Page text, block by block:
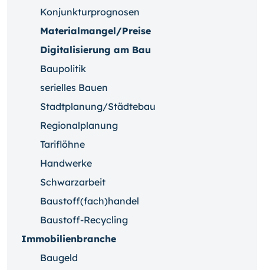
Konjunkturprognosen
Materialmangel/Preise
Digitalisierung am Bau
Baupolitik
serielles Bauen
Stadtplanung/Städtebau
Regionalplanung
Tariflöhne
Handwerke
Schwarzarbeit
Baustoff(fach)handel
Baustoff-Recycling
Immobilienbranche
Baugeld